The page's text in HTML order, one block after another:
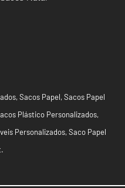
,Sacos Papel,Sacos Papel
Plástico Personalizados,
Personalizados,Saco Papel
.